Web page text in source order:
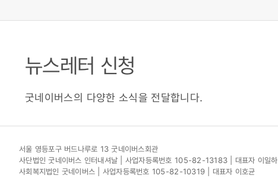
뉴스레터 신청
굿네이버스의 다양한 소식을 전달합니다.
서울 영등포구 버드나루로 13 굿네이버스회관
사단법인 굿네이버스 인터내셔날 | 사업자등록번호 105-82-13183 | 대표자 이일하
사회복지법인 굿네이버스 | 사업자등록번호 105-82-10319 | 대표자 이호균